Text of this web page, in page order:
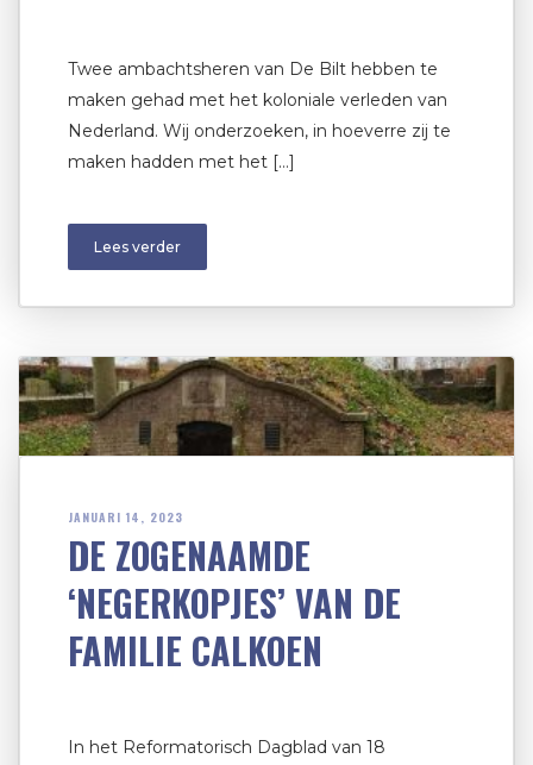
Twee ambachtsheren van De Bilt hebben te
maken gehad met het koloniale verleden van
Nederland. Wij onderzoeken, in hoeverre zij te
maken hadden met het […]
Lees verder
JANUARI 14, 2023
DE ZOGENAAMDE
‘NEGERKOPJES’ VAN DE
FAMILIE CALKOEN
In het Reformatorisch Dagblad van 18